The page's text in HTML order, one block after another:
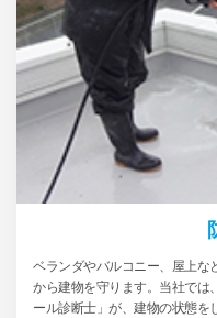
ベランダやバルコニー、屋上な
から建物を守ります。当社では
ール診断士」が、建物の状態を